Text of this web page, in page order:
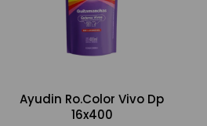
Ayudin Ro.Color Vivo Dp
16x400